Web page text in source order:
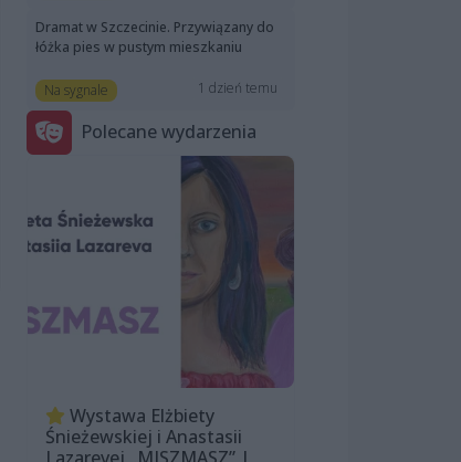
Dramat w Szczecinie. Przywiązany do
łóżka pies w pustym mieszkaniu
Na sygnale 1 dzień temu
Polecane wydarzenia
Wystawa Elżbiety
Śnieżewskiej i Anastasii